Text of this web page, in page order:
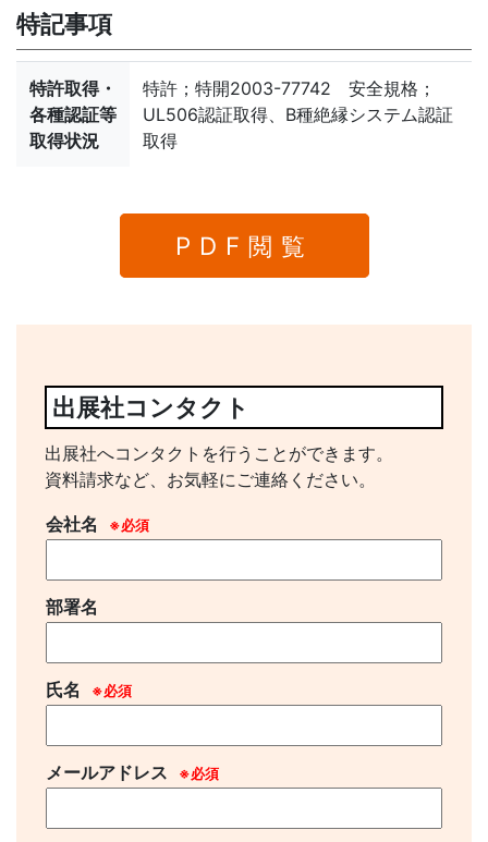
特記事項
特許取得・
各種認証等
取得状況
特許；特開2003-77742 安全規格；
UL506認証取得、B種絶縁システム認証
取得
PDF閲覧
出展社コンタクト
出展社へコンタクトを行うことができます。
資料請求など、お気軽にご連絡ください。
会社名 ※必須
部署名
氏名 ※必須
メールアドレス ※必須